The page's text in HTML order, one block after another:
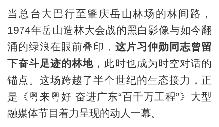
当总台大巴行至肇庆岳山林场的林间路，
1974年岳山造林大会战的黑白影像与如今翻
涌的绿浪在眼前叠印， 这片习仲勋同志曾留
下奋斗足迹的林地 ，此时也成为时空对话的
锚点。这场跨越了半个世纪的生态接力，正
是《粤来粤好 奋进广东“百千万工程”》大型
融媒体节目着力呈现的动人一幕。